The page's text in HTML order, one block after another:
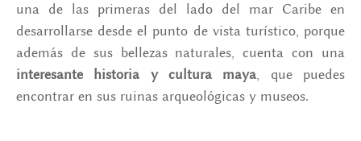
una de las primeras del lado del mar Caribe en
desarrollarse desde el punto de vista turístico, porque
además de sus bellezas naturales, cuenta con una
interesante historia y cultura maya, que puedes
encontrar en sus ruinas arqueológicas y museos.